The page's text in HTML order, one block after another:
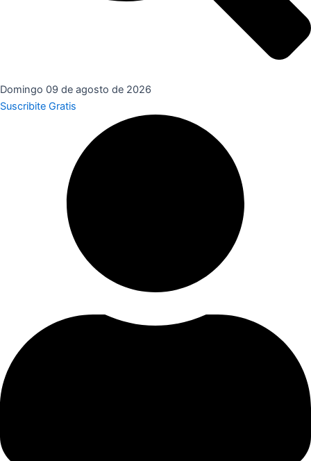
Domingo 09 de agosto de 2026
Suscribite Gratis